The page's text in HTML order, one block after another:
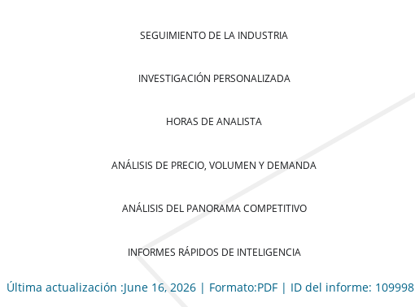
SEGUIMIENTO DE LA INDUSTRIA
INVESTIGACIÓN PERSONALIZADA
HORAS DE ANALISTA
ANÁLISIS DE PRECIO, VOLUMEN Y DEMANDA
ANÁLISIS DEL PANORAMA COMPETITIVO
INFORMES RÁPIDOS DE INTELIGENCIA
Última actualización :June 16, 2026 | Formato:PDF | ID del informe: 109998